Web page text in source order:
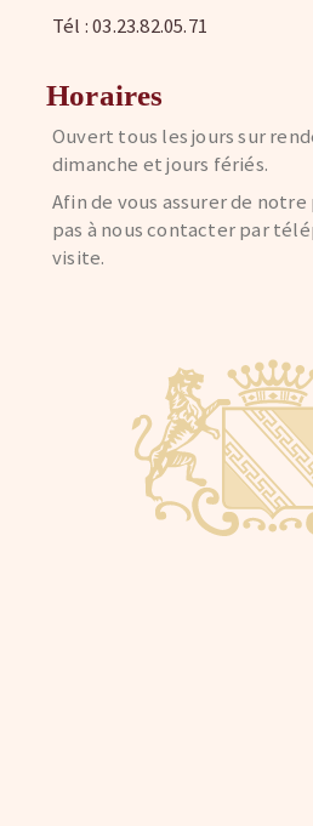
Tél : 03.23.82.05.71
Horaires
Ouvert tous les jours sur
dimanche et jours fériés.
Afin de vous assurer de
pas à nous contacter par
visite.